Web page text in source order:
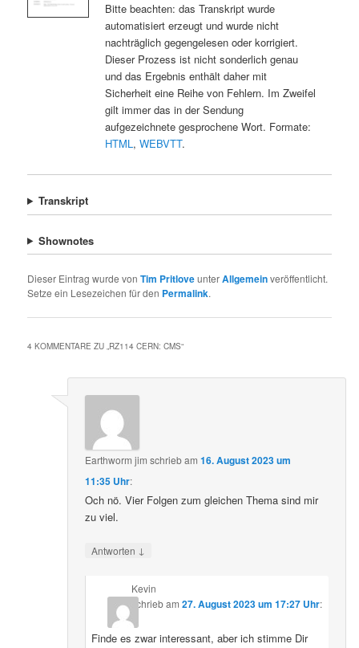
Bitte beachten: das Transkript wurde
automatisiert erzeugt und wurde nicht
nachträglich gegengelesen oder korrigiert.
Dieser Prozess ist nicht sonderlich genau
und das Ergebnis enthält daher mit
Sicherheit eine Reihe von Fehlern. Im Zweifel
gilt immer das in der Sendung
aufgezeichnete gesprochene Wort. Formate:
HTML, WEBVTT.
Transkript
Shownotes
Dieser Eintrag wurde vonTim PritloveunterAllgemeinveröffentlicht.
Setze ein Lesezeichen für den Permalink.
4 KOMMENTARE ZU „ RZ114 CERN: CMS“
Earthworm jim schriebam16. August 2023 um
11:35 Uhr:
Och nö. Vier Folgen zum gleichen Thema sind mir
zu viel.
Antworten ↓
Kevin
schriebam 27. August 2023 um 17:27 Uhr:
Finde es zwar interessant, aber ich stimme Dir